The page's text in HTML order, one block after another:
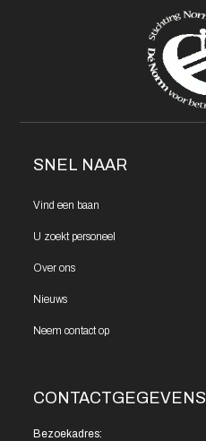
SNEL NAAR
Vind een baan
U zoekt personeel
Over ons
Nieuws
Neem contactop
CONTACTGEGEVENS
Bezoekadres: